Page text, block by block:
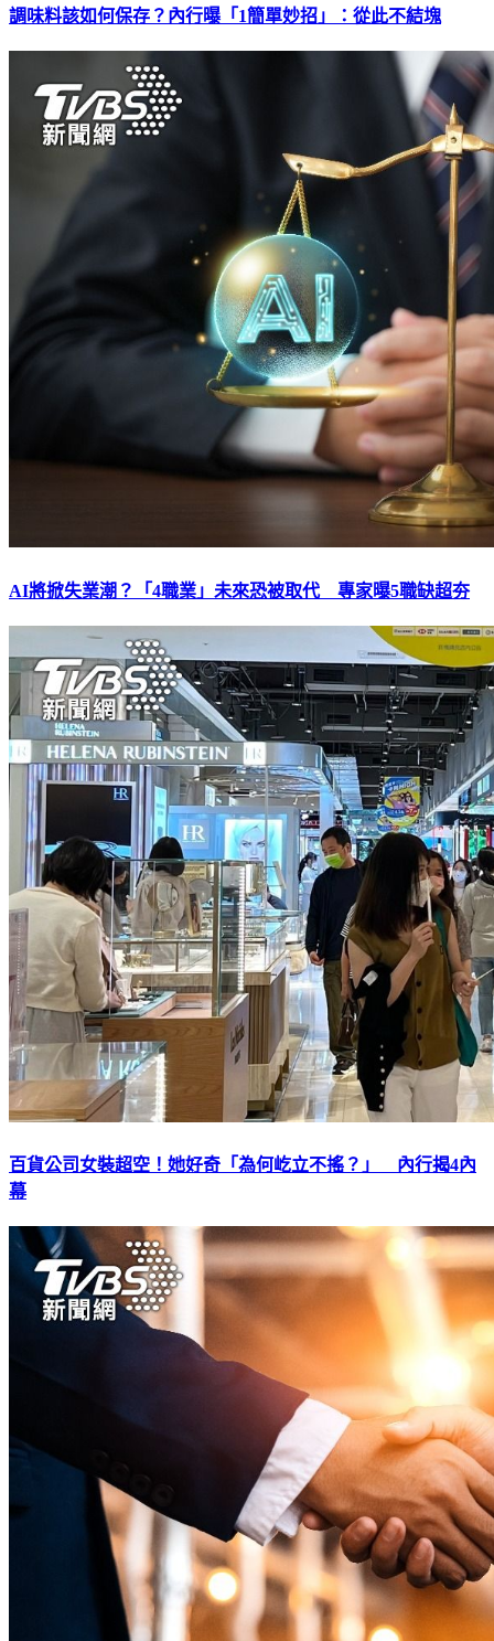
調味料該如何保存？內行曝「1簡單妙招」：從此不結塊
AI將掀失業潮？「4職業」未來恐被取代 專家曝5職缺超夯
百貨公司女裝超空！她好奇「為何屹立不搖？」 內行揭4內
幕